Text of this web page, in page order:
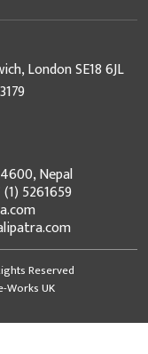
London SE18 6JL
Nepal
5261659
Reserved
Works UK